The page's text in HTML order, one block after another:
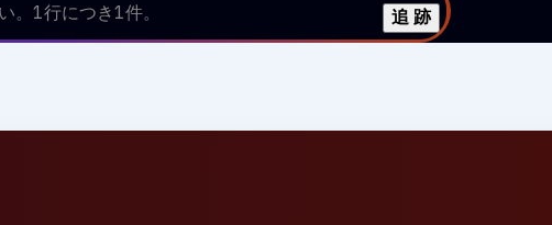
。1行につき1件。 追 跡